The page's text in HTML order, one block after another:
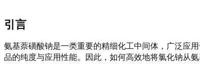
引言
氨基萘磺酸钠是一类重要的精细化工中间体，广泛应
品的纯度与应用性能。因此，如何高效地将氯化钠从